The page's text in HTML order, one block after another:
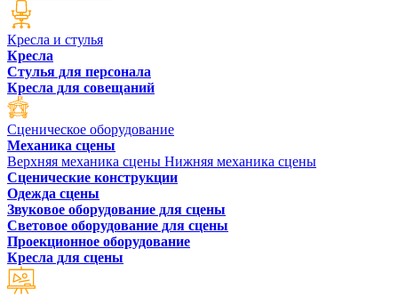
Кресла и стулья
Кресла
Стулья для персонала
Кресла для совещаний
Сценическое оборудование
Механика сцены
Верхняя механика сцены Нижняя механика сцены
Сценические конструкции
Одежда сцены
Звуковое оборудование для сцены
Световое оборудование для сцены
Проекционное оборудование
Кресла для сцены